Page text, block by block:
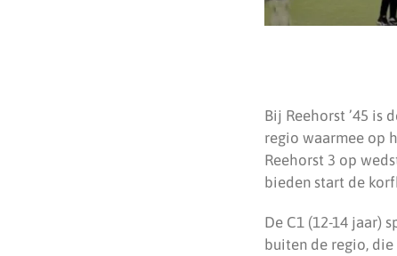
Bij Reehorst ’45 is
regio waarmee op
Reehorst 3 op
bieden start de
De C1 (12-14 jaar)
buiten de regio,